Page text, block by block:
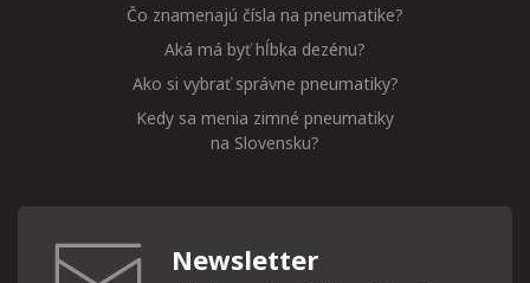
Čo znamenajú čísla na pneumatike?
Aká má byť hĺbka dezénu?
Ako si vybrať správne pneumatiky?
Kedy sa menia zimné pneumatiky
na Slovensku?
Newsletter